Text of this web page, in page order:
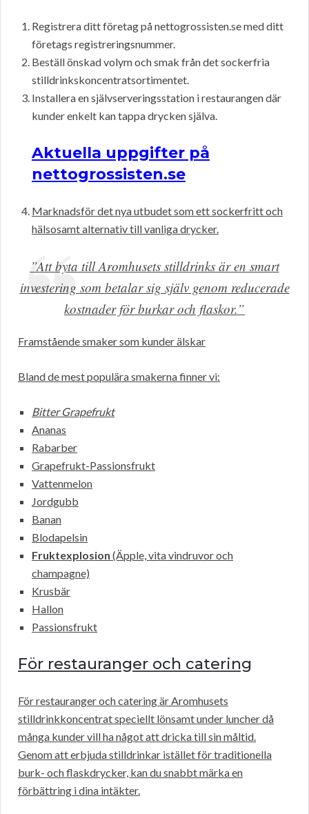
Registrera ditt företag på nettogrossisten.se med ditt
företags registreringsnummer.
Beställ önskad volym och smak från det sockerfria
stilldrinkskoncentratsortimentet.
Installera en självserveringsstation i restaurangen där
kunder enkelt kan tappa drycken själva.
Aktuella uppgifter på
nettogrossisten.se
Marknadsför det nya utbudet som ett sockerfritt och
hälsosamt alternativ till vanliga drycker.
”Att byta till Aromhusets stilldrinks är en smart
investering som betalar sig själv genom reducerade
kostnader för burkar och flaskor.”
Framstående smaker som kunder älskar
Bland de mest populära smakerna finner vi:
Bitter Grapefrukt
Ananas
Rabarber
Grapefrukt-Passionsfrukt
Vattenmelon
Jordgubb
Banan
Blodapelsin
Fruktexplosion (Äpple, vita vindruvor och
champagne)
Krusbär
Hallon
Passionsfrukt
För restauranger och catering
För restauranger och catering är Aromhusets
stilldrinkkoncentrat speciellt lönsamt under luncher då
många kunder vill ha något att dricka till sin måltid.
Genom att erbjuda stilldrinkar istället för traditionella
burk- och flaskdrycker, kan du snabbt märka en
förbättring i dina intäkter.